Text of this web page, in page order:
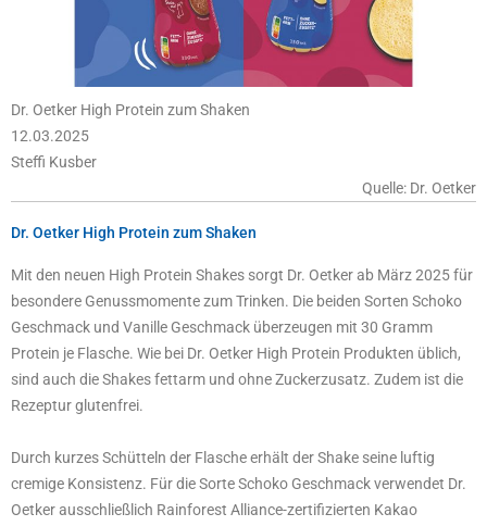
Dr. Oetker High Protein zum Shaken
12.03.2025
Steffi Kusber
Quelle: Dr. Oetker
Dr. Oetker High Protein zum Shaken
Mit den neuen High Protein Shakes sorgt Dr. Oetker ab März 2025 für
besondere Genussmomente zum Trinken. Die beiden Sorten Schoko
Geschmack und Vanille Geschmack überzeugen mit 30 Gramm
Protein je Flasche. Wie bei Dr. Oetker High Protein Produkten üblich,
sind auch die Shakes fettarm und ohne Zuckerzusatz. Zudem ist die
Rezeptur glutenfrei.
Durch kurzes Schütteln der Flasche erhält der Shake seine luftig
cremige Konsistenz. Für die Sorte Schoko Geschmack verwendet Dr.
Oetker ausschließlich Rainforest Alliance-zertifizierten Kakao